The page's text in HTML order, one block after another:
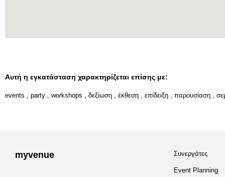
Αυτή η εγκατάσταση χαρακτηρίζεται επίσης με:
events , party , workshops , δεξίωση , έκθεση , επίδειξη , παρουσίαση ,
myvenue Συνεργάτες
Event Planning